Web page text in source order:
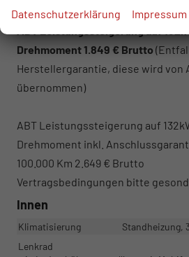
Gegen Aufpreis:
Drehmoment 1.849 € Brutto
Herstellergarantie, diese wird von
übernommen)
ABT Leistungssteigerung auf
Drehmoment inkl.
100.000 Km 2.649 € Brutto
Vertragsbedingungen bitte
Innen
Klimatisierung
Standheizung,
Lenkrad
Datenschutzerklärung Impressum